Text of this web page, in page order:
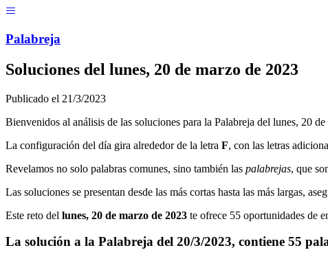
Palabreja
Soluciones del lunes, 20 de marzo de 2023
Publicado el 21/3/2023
Bienvenidos al análisis de las soluciones para la Palabreja del lunes, 20
La configuración del día gira alrededor de la letra F, con las letras
Revelamos no solo palabras comunes, sino también las palabrejas, que
Las soluciones se presentan desde las más cortas hasta las más largas,
Este reto del lunes, 20 de marzo de 2023 te ofrece 55 oportunidades de
La solución a la Palabreja del 20/3/2023, contiene 55